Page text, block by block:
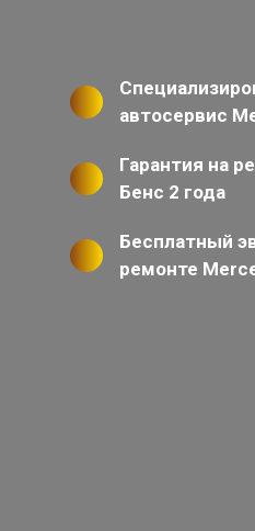
автосервис
Гарантия на
Бенс 2 года
Бесплатный
ремонте